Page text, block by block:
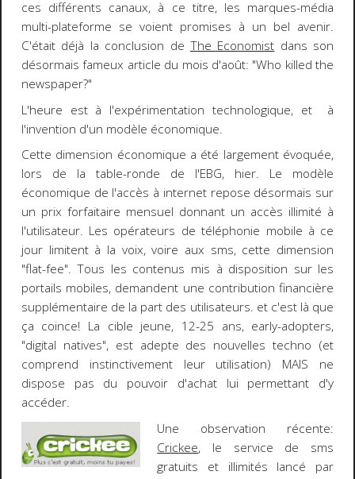
ces différents canaux, à ce titre, les marques-média
multi-plateforme se voient promises à un bel avenir.
C'était déjà la conclusion de The Economist dans son
désormais fameux article du mois d'août: "Who killed the
newspaper?"
L'heure est à l'expérimentation technologique, et à
l'invention d'un modèle économique.
Cette dimension économique a été largement évoquée,
lors de la table-ronde de l'EBG, hier. Le modèle
économique de l'accès à internetrepose désormais sur
un prix forfaitaire mensuel donnant un accès illimité à
l'utilisateur. Les opérateurs de téléphonie mobile à ce
jour limitent à la voix, voire aux sms, cette dimension
"flat-fee". Tous les contenus mis à disposition sur les
portails mobiles, demandent une contribution financière
supplémentaire de la part des utilisateurs. et c'est là que
ça coince! La cible jeune, 12-25 ans, early-adopters,
"digital natives", est adepte des nouvelles techno (et
comprend instinctivement leur utilisation) MAIS ne
dispose pas du pouvoir d'achat lui permettant d'y
accéder.
Une observation récente:
Crickee, le service de sms
gratuits et illimités lancé par